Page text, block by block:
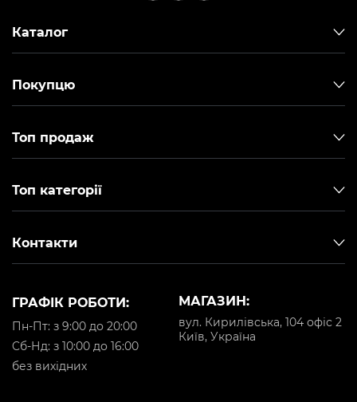
Каталог
Покупцю
Топ продаж
Топ категорії
Контакти
МАГАЗИН:
вул. Кирилівська, 104 офіс 2
Київ, Україна
ГРАФІК РОБОТИ:
Пн-Пт: з 9:00 до 20:00
Cб-Нд: з 10:00 до 16:00
без вихідних